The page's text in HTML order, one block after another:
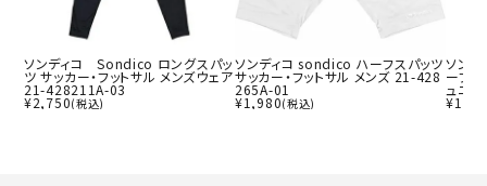
ソンディコ Sondico ロングスパッ
ツ サッカー・フットサル メンズウェア
21-428211A-03
¥2,750(税込)
ソンディコ sondico ハーフスパッツ
サッカー・フットサル メンズ 21-428
265A-01
¥1,980(税込)
ソン
ーフス
ュニ
¥